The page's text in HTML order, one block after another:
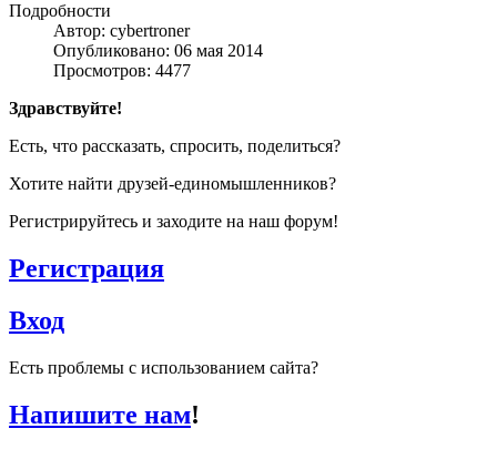
Подробности
Автор: cybertroner
Опубликовано: 06 мая 2014
Просмотров: 4477
Здравствуйте!
Есть, что рассказать, спросить, поделиться?
Хотите найти друзей-единомышленников?
Регистрируйтесь и заходите на наш форум!
Регистрация
Вход
Есть проблемы с использованием сайта?
Напишите нам!